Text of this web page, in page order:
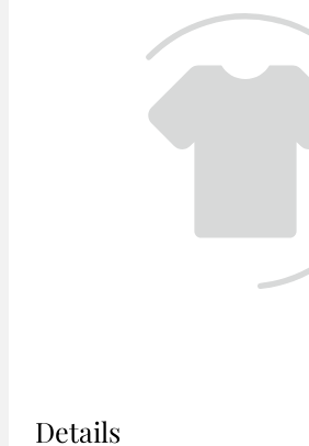
Details